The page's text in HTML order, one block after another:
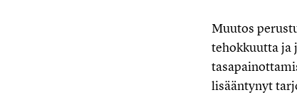
Muutos
tehokkuutta ja
lisääntynyt